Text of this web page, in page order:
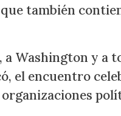
también
a Washington y a
el encuentro